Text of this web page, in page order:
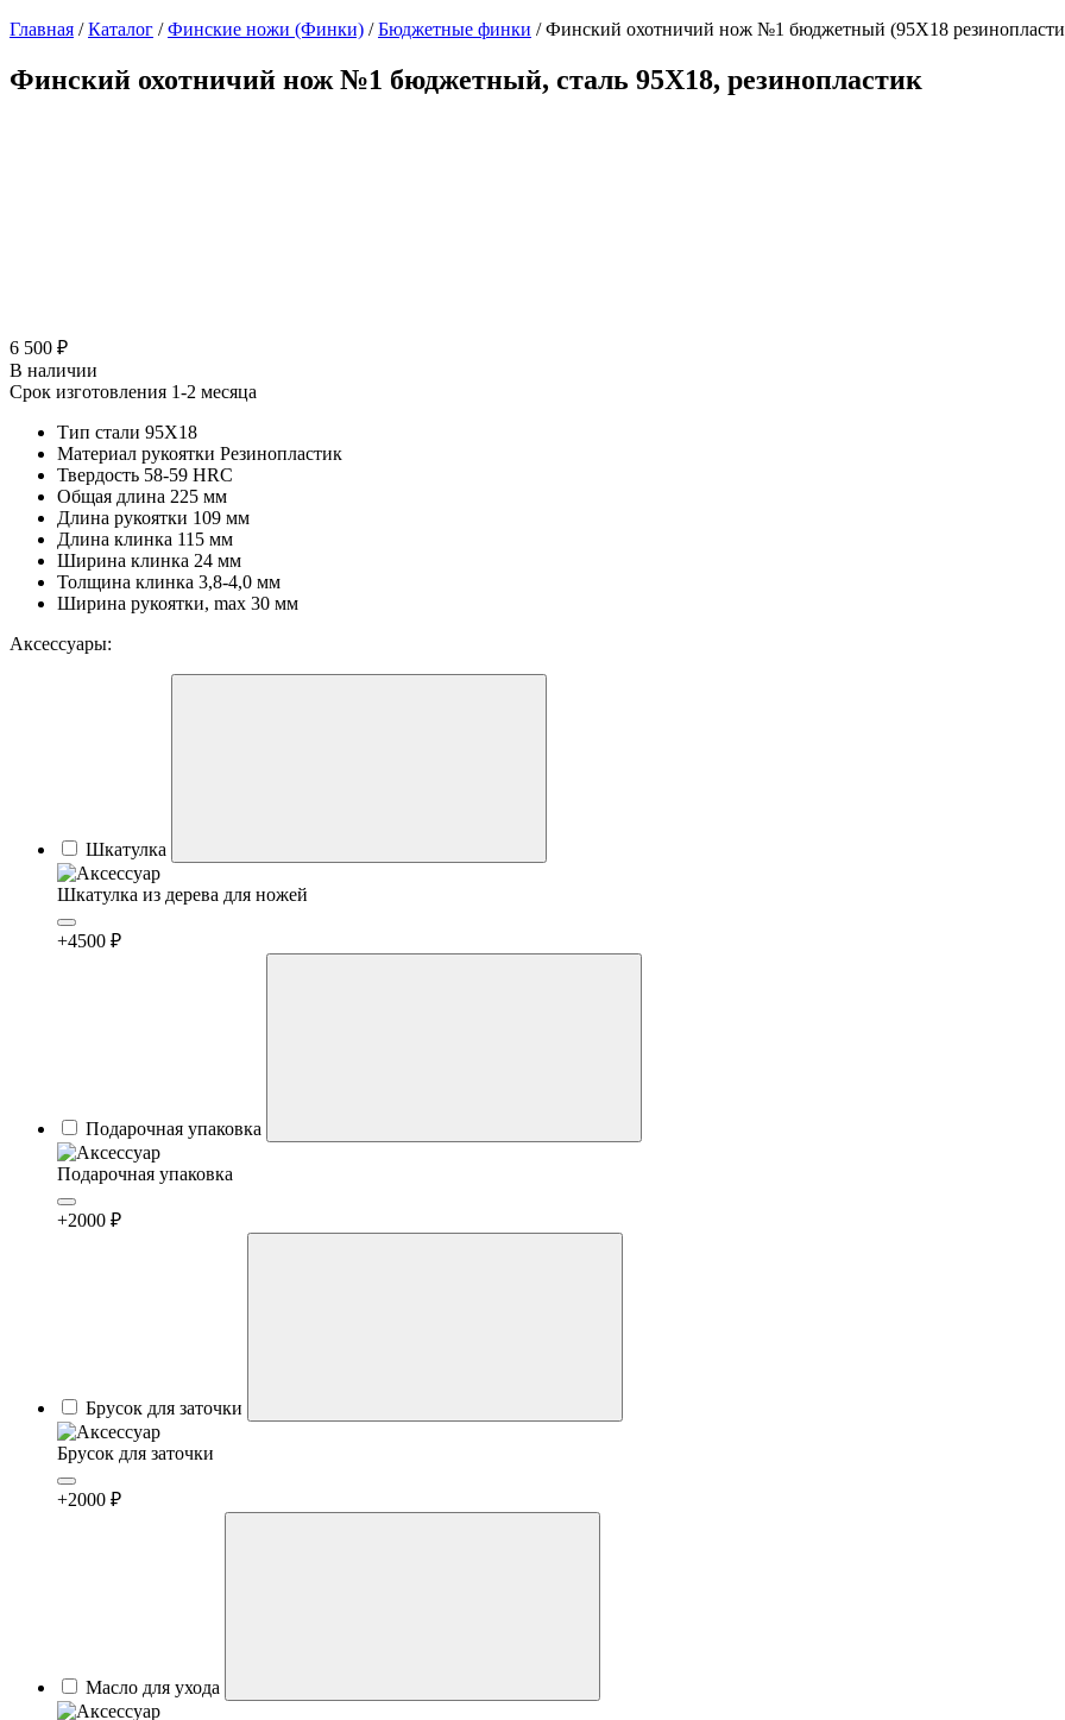
Главная /Каталог /Финские ножи (Финки) /Бюджетные финки /Финский охотничий нож №1 бюджетный (95Х18
Финский охотничий нож №1 бюджетный, сталь 95Х18, резинопластик
6 500 ₽
В наличии
Срок изготовления 1-2 месяца
Тип стали 95Х18
Материал рукоятки Резинопластик
Твердость 58-59 HRC
Общая длина 225 мм
Длина рукоятки 109 мм
Длина клинка 115 мм
Ширина клинка 24 мм
Толщина клинка 3,8-4,0 мм
Ширина рукоятки, max 30 мм
Аксессуары:
Шкатулка
Шкатулка из дерева для ножей
+4500 ₽
Подарочная упаковка
Подарочная упаковка
+2000 ₽
Брусок для заточки
Брусок для заточки
+2000 ₽
Масло для ухода